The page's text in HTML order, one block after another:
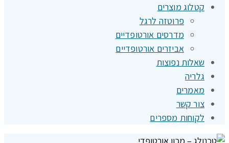
קטלוג מוצרים
פרוטזה לרגל
מדרסים אורטופדיים
אביזרים אורטופדיים
שאלות נפוצות
גלריה
מאמרים
צור קשר
לקוחות מספרים